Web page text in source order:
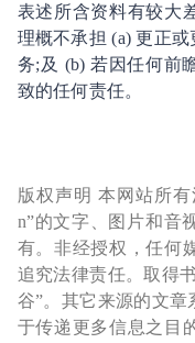
表述所含资料有较大
理概不承担 (a) 更正
务;及 (b) 若因任何前
致的任何责任。
版权声明 本网站所
n”的文字、图片和音
有。非经授权，任何
追究法律责任。取得
谷”。其它来源的文
于传递更多信息之目